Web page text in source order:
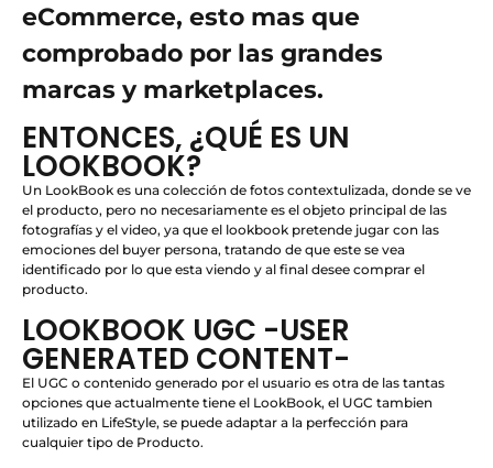
eCommerce, esto mas que
comprobado por las grandes
marcas y marketplaces.
ENTONCES, ¿QUÉ ES UN
LOOKBOOK?
Un LookBook es una colección de fotos contextulizada, donde se ve
el producto, pero no necesariamente es el objeto principal de las
fotografías y el video, ya que el lookbook pretende jugar con las
emociones del buyer persona, tratando de que este se vea
identificado por lo que esta viendo y al final desee comprar el
producto.
LOOKBOOK UGC -USER
GENERATED CONTENT-
El UGC o contenido generado por el usuario es otra de las tantas
opciones que actualmente tiene el LookBook, el UGC tambien
utilizado en LifeStyle, se puede adaptar a la perfección para
cualquier tipo de Producto.